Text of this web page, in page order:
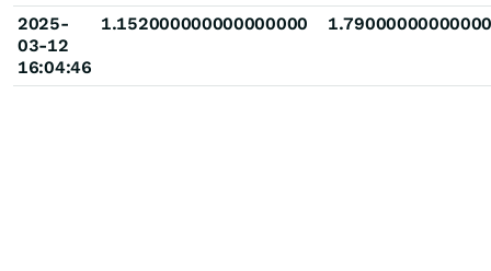
2025-
03-12
16:04:46
1.152000000000000000